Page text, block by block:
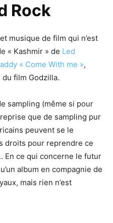
Rock
musique de film qui n’est
« Kashmir » de Led
« Come With me »,
film Godzilla.
sampling (même si pour
que de sampling pur
peuvent se le
droits pour reprendre ce
ce qui concerne le futur
album en compagnie de
mais rien n’est